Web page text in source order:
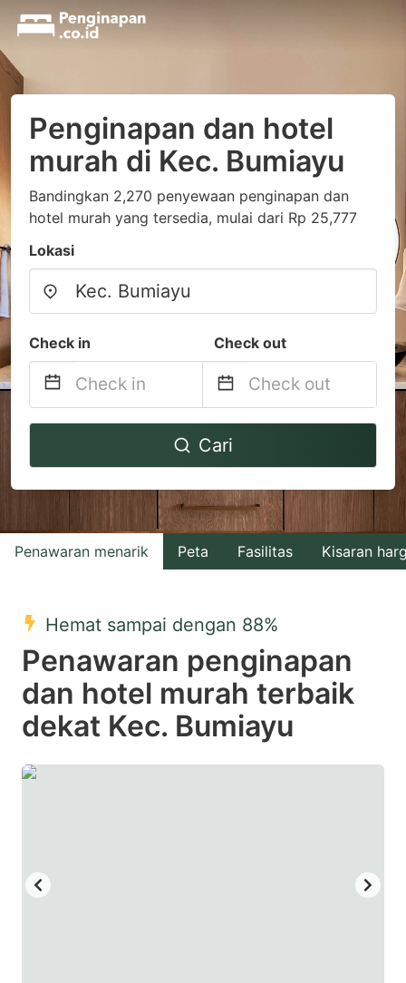
Penginapan dan hotel
murah di Kec. Bumiayu
Bandingkan 2,270 penyewaan penginapan dan
hotel murah yang tersedia, mulai dari Rp 25,777
Lokasi
Check in Check out
Navigate
to
with
the
select
a
date.
Press
Navigate
to
interact
with
the
select
a
date.
Press
the
Cari
Penawaran menarik Peta Fasilitas Kisaran
Hemat sampai dengan 88%
Penawaran penginapan
dan hotel murah terbaik
dekat Kec. Bumiayu